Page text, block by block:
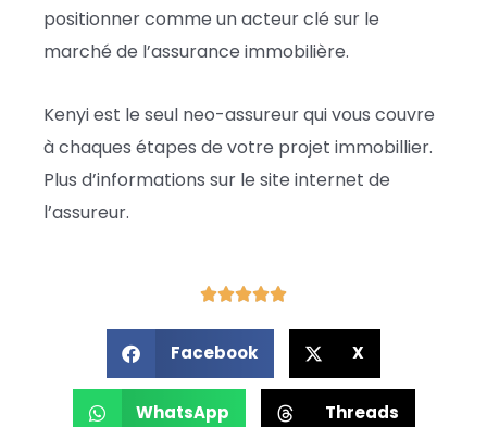
positionner comme un acteur clé sur le
marché de l’assurance immobilière.
Kenyi est le seul neo-assureur qui vous couvre
à chaques étapes de votre projet immobillier.
Plus d’informations sur le site internet de
l’assureur.
Facebook X
WhatsApp Threads